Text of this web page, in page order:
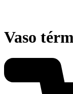
Vaso